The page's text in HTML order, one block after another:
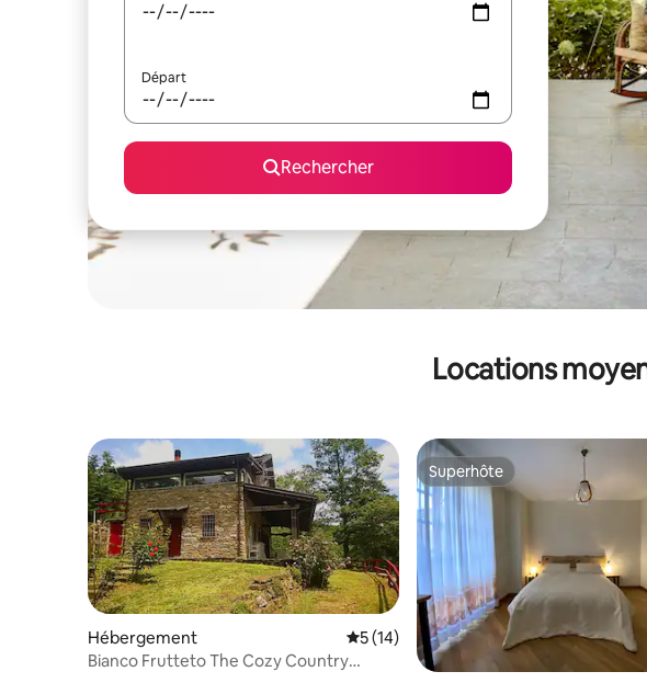
Départ
Rechercher
Locations
Hébergement Évaluation moyenne sur la base de 14
5 (14)
Bianco Frutteto The Cozy Country
Superhôte
Superhôte